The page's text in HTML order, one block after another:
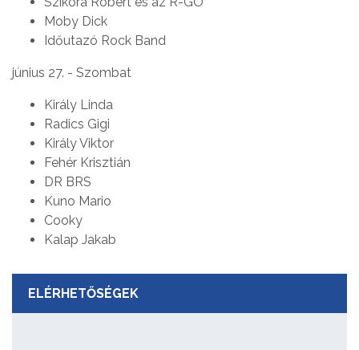
Moby Dick
Időutazó Rock Band
június 27. - Szombat
Király Linda
Radics Gigi
Király Viktor
Fehér Krisztián
DR BRS
Kuno Mario
Cooky
Kalap Jakab
ELÉRHETŐSÉGEK